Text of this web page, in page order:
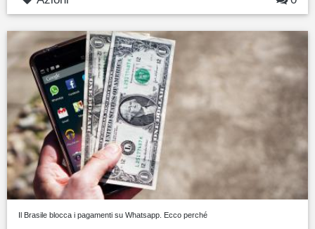
Il Brasile blocca i pagamenti su Whatsapp. Ecco perché